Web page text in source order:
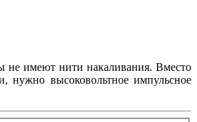
не имеют нити накаливания. Вместо
нужно высоковольтное импульсное